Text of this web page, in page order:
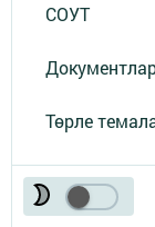
СОУТ
Төрле